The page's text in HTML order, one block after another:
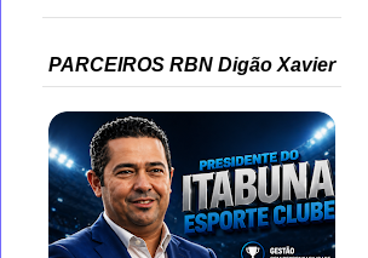
PARCEIROS RBN Digão Xavier